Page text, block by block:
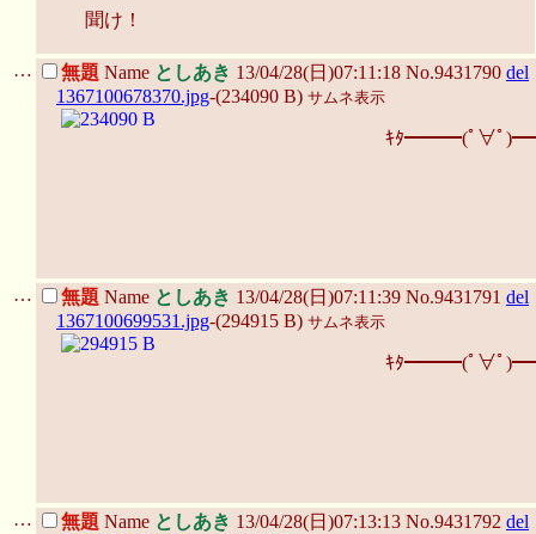
聞け！
… 無題 Name としあき 13/04/28(日)07:11:18 No.9431790 del
1367100678370.jpg-(234090 B) サムネ表示
ｷﾀ━━━(ﾟ∀ﾟ
… 無題 Name としあき 13/04/28(日)07:11:39 No.9431791 del
1367100699531.jpg-(294915 B) サムネ表示
ｷﾀ━━━(ﾟ∀ﾟ
… 無題 Name としあき 13/04/28(日)07:13:13 No.9431792 del